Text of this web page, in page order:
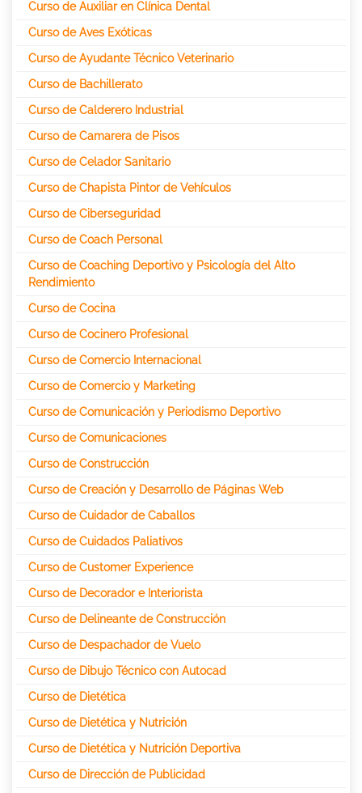
Curso de Auxiliar en Clínica Dental
Curso de Aves Exóticas
Curso de Ayudante Técnico Veterinario
Curso de Bachillerato
Curso de Calderero Industrial
Curso de Camarera de Pisos
Curso de Celador Sanitario
Curso de Chapista Pintor de Vehículos
Curso de Ciberseguridad
Curso de Coach Personal
Curso de Coaching Deportivo y Psicología del Alto
Rendimiento
Curso de Cocina
Curso de Cocinero Profesional
Curso de Comercio Internacional
Curso de Comercio y Marketing
Curso de Comunicación y Periodismo Deportivo
Curso de Comunicaciones
Curso de Construcción
Curso de Creación y Desarrollo de Páginas Web
Curso de Cuidador de Caballos
Curso de Cuidados Paliativos
Curso de Customer Experience
Curso de Decorador e Interiorista
Curso de Delineante de Construcción
Curso de Despachador de Vuelo
Curso de Dibujo Técnico con Autocad
Curso de Dietética
Curso de Dietética y Nutrición
Curso de Dietética y Nutrición Deportiva
Curso de Dirección de Publicidad